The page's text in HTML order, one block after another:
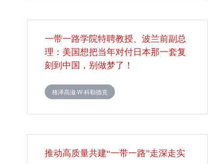
一带一路学院特聘教授、波兰前副总
理：美国想把当年对付日本那一套复
刻到中国，别做梦了！
格泽高滋·W·科勒德克
推动高质量共建“一带一路”走深走实